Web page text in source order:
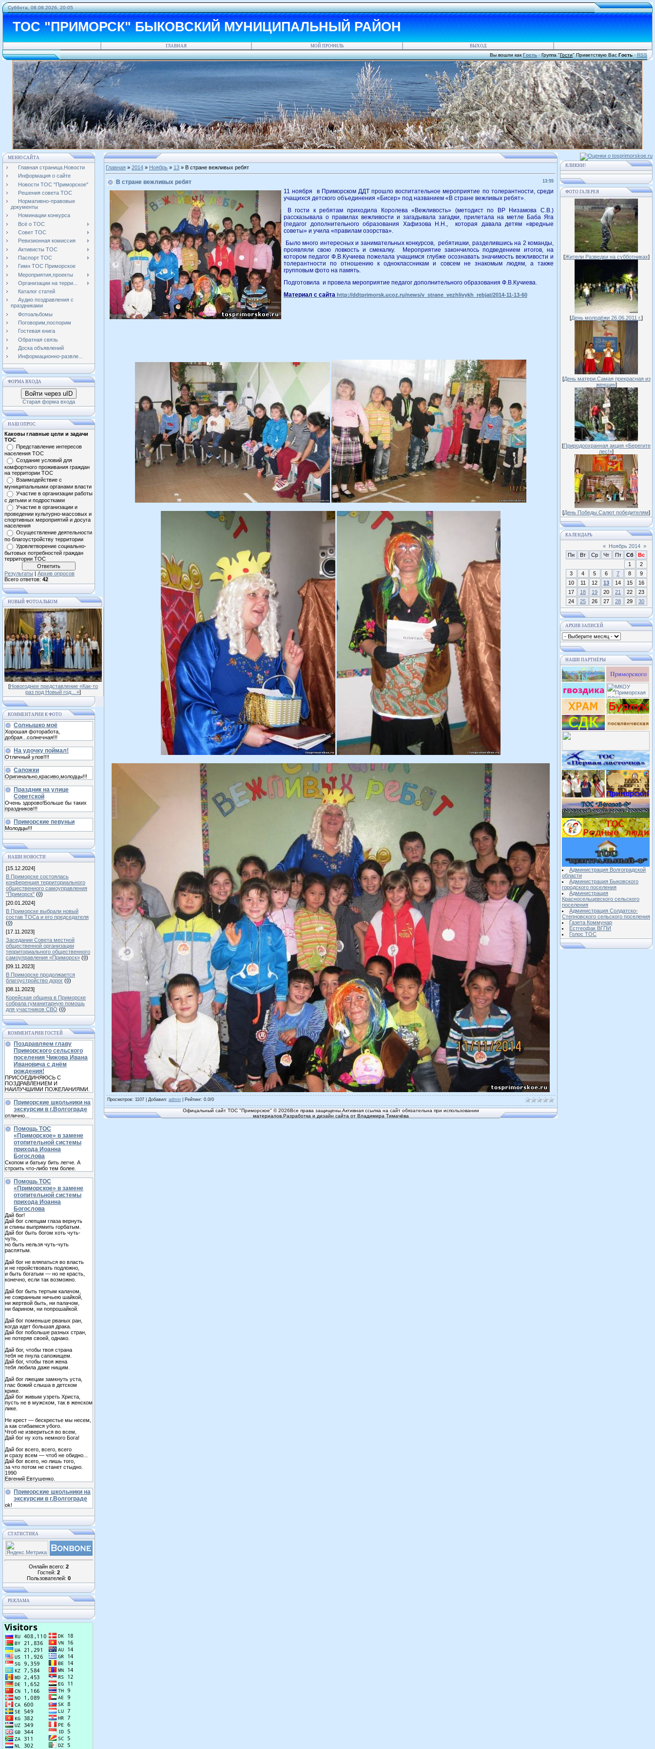
Суббота, 08.08.2026, 20:05
ТОС "ПРИМОРСК" БЫКОВСКИЙ МУНИЦИПАЛЬНЫЙ РАЙОН
ГЛАВНАЯ МОЙ ПРОФИЛЬ ВЫХОД
Вы вошли как Гость·Группа"Гости"Приветствую ВасГость·RSS
МЕНЮ САЙТА
Главная страница.Новости
Информация о сайте
Новости ТОС "Приморское"
Решения совета ТОС
Нормативно-правовые
документы
Номинации конкурса
Всё о ТОС
Совет ТОС
Ревизионная комиссия
Активисты ТОС
Паспорт ТОС
Гимн ТОС Приморское
Мероприятия,проекты
Организации на терри...
Каталог статей
Аудио поздравления с
праздниками
Фотоальбомы
Поговорим,поспорим
Гостевая книга
Обратная связь
Доска объявлений
Информационно-развле...
ФОРМА ВХОДА
Войти через uID
Старая форма входа
НАШ ОПРОС
Каковы главные цели и задачи
ТОС
Представление интересов
населения ТОС
Создание условий для
комфортного проживания граждан
на территории ТОС
Взаимодействие с
муниципальными органами власти
Участие в организации работы
с детьми и подростками
Участие в организации и
проведении культурно-массовых и
спортивных мероприятий и досуга
населения
Осуществление деятельности
по благоустройству территории
Удовлетворение социально-
бытовых потребностей граждан
территории ТОС
Результаты | Архив опросов
Всего ответов: 42
НОВЫЙ ФОТОАЛЬБОМ
[Новогоднее представление «Как-то
раз под Новый год…»]
КОММЕНТАРИИ К ФОТО
Солнышко моё
Хорошая фоторабота,
добрая...солнечная!!!
На удочку поймал!
Отличный улов!!!!
Сапожки
Оригинально,красиво,молодцы!!!
Праздник на улице
Советской
Очень здорово!Больше бы таких
праздников!!!
Приморские певуньи
Молодцы!!!
НАШИ НОВОСТИ
[15.12.2024]
В Приморске состоялась
конференция территориального
общественного самоуправления
"Приморск" (0)
[20.01.2024]
В Приморске выбрали новый
состав ТОСа и его председателя
(0)
[17.11.2023]
Заседании Совета местной
общественной организации
территориального общественного
самоуправления «Приморск» (0)
[09.11.2023]
В Приморске продолжается
благоустройство дорог (0)
[08.11.2023]
Корейская община в Приморске
собрала гуманитарную помощь
для участников СВО (0)
КОММЕНТАРИИ ГОСТЕЙ
Поздравляем главу
Приморского сельского
поселения Чижова Ивана
Ивановича с днём
рождения!
ПРИСОЕДИНЯЮСЬ С
ПОЗДРАВЛЕНИЕМ И
НАИЛУЧШИМИ ПОЖЕЛАНИЯМИ.
Приморские школьники на
экскурсии в г.Волгограде
отлично...
Помощь ТОС
«Приморское» в замене
отопительной системы
прихода Иоанна
Богослова
Скопом и батьку бить легче. А
строить что-либо тем более.
Помощь ТОС
«Приморское» в замене
отопительной системы
прихода Иоанна
Богослова
Дай бог!
Дай бог слепцам глаза вернуть
и спины выпрямить горбатым.
Дай бог быть богом хоть чуть-
чуть,
но быть нельзя чуть-чуть
распятым.
Дай бог не вляпаться во власть
и не геройствовать подложно,
и быть богатым — но не красть,
конечно, если так возможно.
Дай бог быть тертым калачом,
не сожранным ничьею шайкой,
ни жертвой быть, ни палачом,
ни барином, ни попрошайкой.
Дай бог поменьше рваных ран,
когда идет большая драка.
Дай бог побольше разных стран,
не потеряв своей, однако.
Дай бог, чтобы твоя страна
тебя не пнула сапожищем.
Дай бог, чтобы твоя жена
тебя любила даже нищим.
Дай бог лжецам замкнуть уста,
глас божий слыша в детском
крике.
Дай бог живым узреть Христа,
пусть не в мужском, так в женском
лике.
Не крест — бескрестье мы несем,
а как сгибаемся убого.
Чтоб не извериться во всем,
Дай бог ну хоть немного Бога!
Дай бог всего, всего, всего
и сразу всем — чтоб не обидно...
Дай бог всего, но лишь того,
за что потом не станет стыдно.
1990
Евгений Евтушенко.
Приморские школьники на
экскурсии в г.Волгограде
ok!
СТАТИСТИКА
Онлайн всего: 2
Гостей: 2
Пользователей: 0
РЕКЛАМА
Главная » 2014 » Ноябрь » 13 » В стране вежливых ребят
13:55
В стране вежливых ребят
11 ноября в Приморском ДДТ прошло воспитательное мероприятие по толерантности, среди
учащихся детского объединения «Бисер» под названием «В стране вежливых ребят».
В гости к ребятам приходила Королева «Вежливость» (методист по ВР Низамова С.В.)
рассказывала о правилах вежливости и загадывала загадки, прилетала на метле Баба Яга
(педагог дополнительного образования Хафизова Н.Н., которая давала детям «вредные
советы» и учила «правилам озорства».
Было много интересных и занимательных конкурсов, ребятишки, разделившись на 2 команды,
проявляли свою ловкость и смекалку. Мероприятие закончилось подведением итогов, на
котором педагог Ф.В.Кучиева пожелала учащимся глубже осознавать значимость вежливости и
толерантности по отношению к одноклассникам и совсем не знакомым людям, а также
групповым фото на память.
Подготовила и провела мероприятие педагог дополнительного образования Ф.В.Кучиева.
Материал с сайта http://ddtprimorsk.ucoz.ru/news/v_strane_vezhlivykh_rebjat/2014-11-13-60
Просмотров: 1107 | Добавил: admin Рейтинг: 0.0/0
Офицальный сайт ТОС "Приморское" © 2026Все права защищены.Активная ссылка на сайт обязательна при использовании
материалов.Разработка и дизайн сайта от Владимира Тимачёва
КЛИКНИ!
ФОТО ГАЛЕРЕЯ
[Жители Разведки на субботниках]
[День молодёжи 26.06.2011 г.]
[День матери.Самая прекрасная из
женщин]
[Природоохранная акция «Берегите
лес!»]
[День Победы.Салют победителям]
КАЛЕНДАРЬ
« Ноябрь 2014 »
Пн
Вт Ср Чт Пт Сб
Вс
1
2
3
4 5 6 7 8
9
10
11 12 13 14 15
16
17
18 19 20 21 22
23
24
25 26 27 28 29 30
АРХИВ ЗАПИСЕЙ
НАШИ ПАРТНЁРЫ
Администрация Волгоградской
области
Администрация Быковского
городского поселения
Администрация
Красносельцевского сельского
поселения
Администрация Солдатско-
Степновского сельского поселения
Газета Коммунар
Естгеофак ВГПИ
Голос ТОС